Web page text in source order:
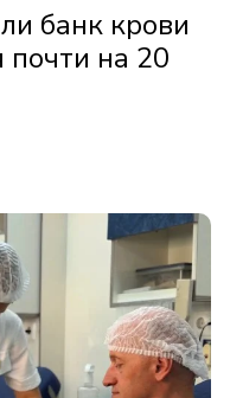
банк крови
почти на 20